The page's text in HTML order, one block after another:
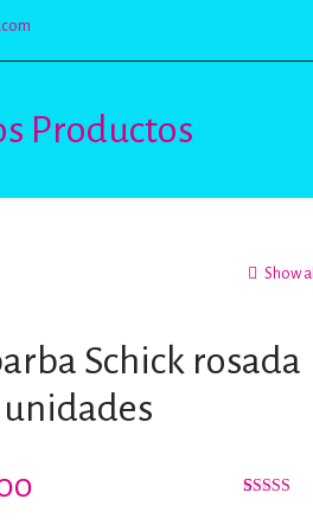
Productos
Show all
Schick rosada
unidades